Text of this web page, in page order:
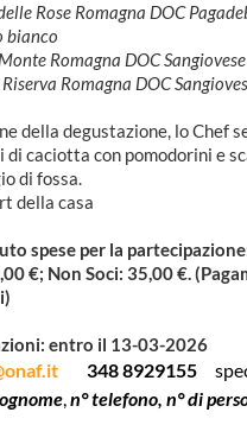
Rose Romagna DOC
bianco
Romagna DOC Sangiovese
Riserva Romagna DOC
della degustazione, lo Chef
di caciotta con pomodorini e
di fossa.
della casa
spese per la
€; Non Soci: 35,00 €.
entro il 13-03-2026
348 8929155
,n° telefono, n° di